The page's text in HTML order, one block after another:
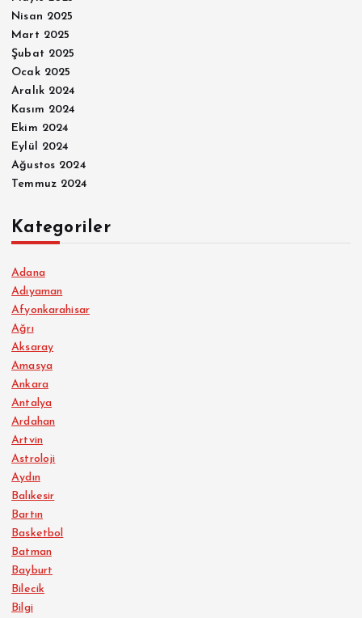
Nisan 2025
Mart 2025
Şubat 2025
Ocak 2025
Aralık 2024
Kasım 2024
Ekim 2024
Eylül 2024
Ağustos 2024
Temmuz 2024
Kategoriler
Adana
Adıyaman
Afyonkarahisar
Ağrı
Aksaray
Amasya
Ankara
Antalya
Ardahan
Artvin
Astroloji
Aydın
Balıkesir
Bartın
Basketbol
Batman
Bayburt
Bilecik
Bilgi